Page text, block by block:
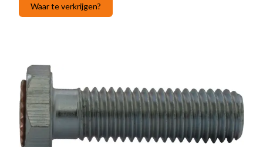
Waar te verkrijgen?